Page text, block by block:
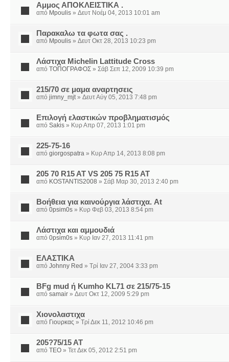
Αμμος ΑΠΟΚΛΕΙΣΤΙΚΑ .
από Mpoulis » Δευτ Νοέμ 04, 2013 10:01 am
Παρακαλω τα φωτα σας .
από Mpoulis » Δευτ Οκτ 28, 2013 10:23 pm
Λάστιχα Michelin Lattitude Cross
από ΤΟΠΟΓΡΑΦΟΣ » Σάβ Σεπ 12, 2009 10:39 pm
215/70 σε μαμα αναρτησεις
από jimny_mjt» Δευτ Αύγ 05, 2013 7:48 pm
Επιλογή ελαστικών προβληματισμός
από Sakis » Κυρ Απρ 07, 2013 1:01 pm
225-75-16
από giorgospatra » Κυρ Απρ 14, 2013 8:08 pm
205 70 R15 AT VS 205 75 R15 AT
από KOSTANTIS2008 » Σάβ Μαρ 30, 2013 2:40 pm
Βοήθεια για καινούργια λάστιχα. At
από 0psim0s » Κυρ Φεβ 03, 2013 8:54 pm
Λάστιχα και αμμουδιά
από 0psim0s » Κυρ Ιαν 27, 2013 11:41 pm
EΛΑΣΤΙΚΑ
από Johnny Red » Τρί Ιαν 27, 2004 3:33 pm
BFg mud ή Kumho KL71 σε 215/75-15
από samair » Δευτ Οκτ 12, 2009 5:29 pm
Χιονολαστιχα
από Γιουρκας » Τρί Δεκ 11, 2012 10:46 pm
205?75/15 AT
από TEO » Τετ Δεκ 05, 2012 2:51 pm